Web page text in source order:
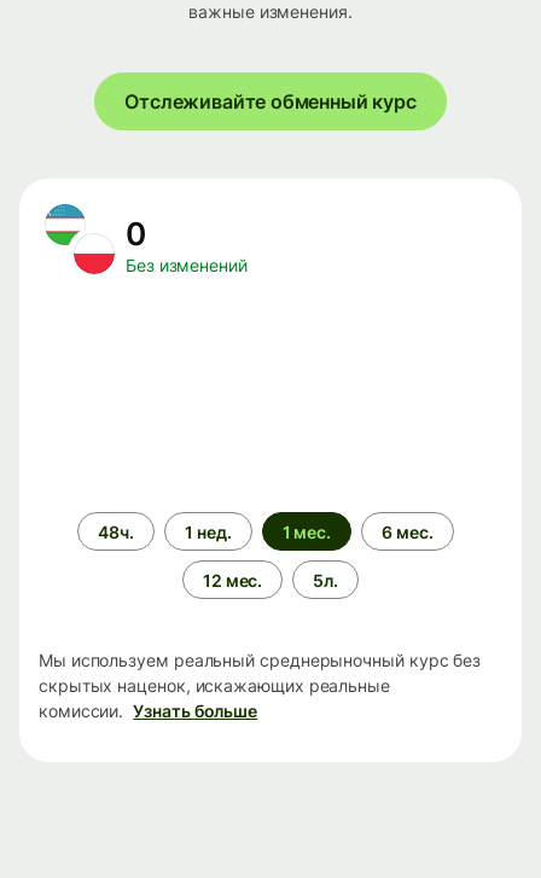
важные изменения.
Отслеживайте обменный курс
0
Без изменений
Период
времени
48ч. 1 нед. 1 мес. 6 мес.
12 мес. 5л.
Мы используем реальный среднерыночный курс без
скрытых наценок, искажающих реальные
комиссии. Узнать больше